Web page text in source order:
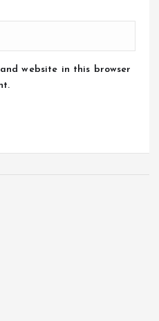
website in this browser